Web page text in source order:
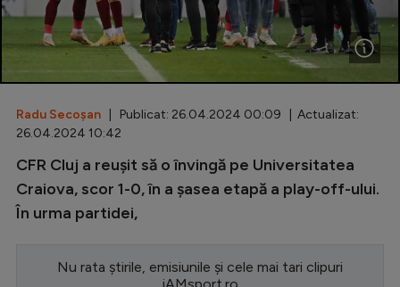
Special
Diverse
Inedit
Clasamente
Champions League
Conference League
Radu Secoșan | Publicat: 26.04.2024 00:09 | Actualizat:
26.04.2024 10:42
CFR Cluj a reușit să o învingă pe Universitatea
Craiova, scor 1-0, în a șasea etapă a play-off-ului.
În urma partidei,
Nu rata știrile, emisiunile și cele mai tari clipuri
iAMsport.ro